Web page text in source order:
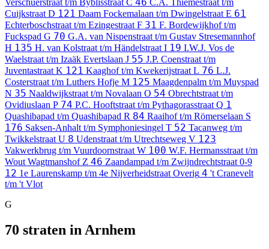
Cuijkstraat D 121 Daam Fockemalaan t/m Dwingelstraat E 61
Echterboschstraat t/m Ezingestraat F 31 F. Bordewijkhof t/m
Fuckspad G 70 G.A. van Nispenstraat t/m Gustav Stresemannhof
H 135 H. van Kolstraat t/m Händelstraat I 19 I.W.J. Vos de
Waelstraat t/m Izaäk Evertslaan J 55 J.P. Coenstraat t/m
Juventastraat K 121 Kaaghof t/m Kwekerijstraat L 76 L.J.
Costerstraat t/m Luthers Hofje M 125 Maagdenpalm t/m Muyspad
N 35 Naaldwijkstraat t/m Novalaan O 54 Obrechtstraat t/m
Ovidiuslaan P 74 P.C. Hooftstraat t/m Pythagorasstraat Q 1
Quashibapad t/m Quashibapad R 84 Raaihof t/m Römerselaan S
176 Saksen-Anhalt t/m Symphoniesingel T 52 Tacanweg t/m
Twikkelstraat U 8 Udenstraat t/m Utrechtseweg V 123
Vakwerkbrug t/m Vuurdoornstraat W 100 W.F. Hermansstraat t/m
Wout Wagtmanshof Z 46 Zaandampad t/m Zwijndrechtstraat 0-9
12 1e Laurenskamp t/m 4e Nijverheidstraat Overig 4 't Cranevelt
t/m 't Vlot
G
70 straten in Arnhem